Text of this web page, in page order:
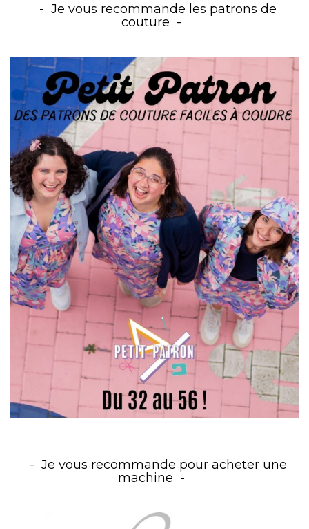
Je vous recommande les patrons de
couture
Je vous recommande pour acheter une
machine